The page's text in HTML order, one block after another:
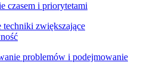
czasem i priorytetami
techniki zwiększające
problemów i podejmowanie